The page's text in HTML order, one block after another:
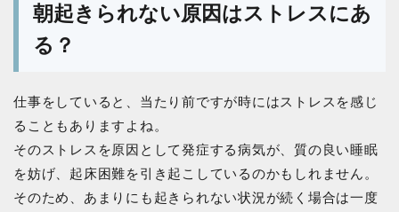
朝起きられない原因はストレスにあ
る？
仕事をしていると、当たり前ですが時にはストレスを感じ
ることもありますよね。
そのストレスを原因として発症する病気が、質の良い睡眠
を妨げ、起床困難を引き起こしているのかもしれません。
そのため、あまりにも起きられない状況が続く場合は一度